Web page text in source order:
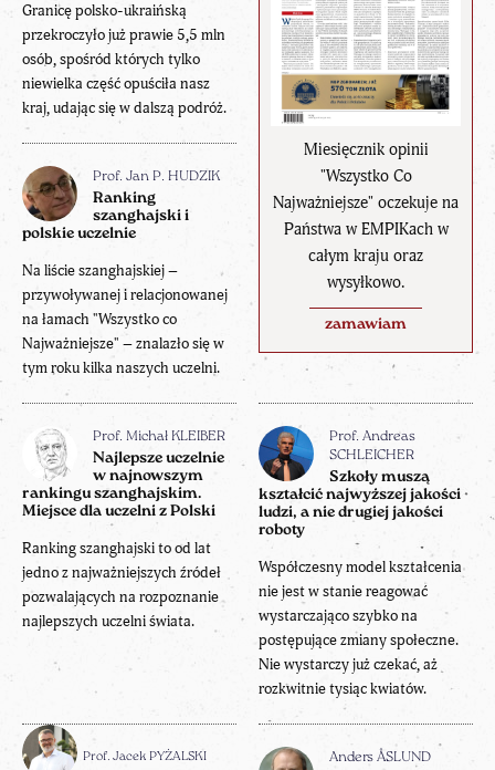
Miesięcznik opinii
"Wszystko Co
Najważniejsze" oczekuje na
Państwa w EMPIKach w
całym kraju oraz
wysyłkowo.
zamawiam
Granicę polsko-ukraińską
przekroczyło już prawie 5,5 mln
osób, spośród których tylko
niewielka część opuściła nasz
kraj, udając się w dalszą podróż.
Prof. Jan P. HUDZIK
Ranking
szanghajski i
polskie uczelnie
Na liście szanghajskiej –
przywoływanej i relacjonowanej
na łamach "Wszystko co
Najważniejsze" – znalazło się w
tym roku kilka naszych uczelni.
Prof. Michał KLEIBER
Najlepsze uczelnie
w najnowszym
rankingu szanghajskim.
Miejsce dla uczelni z Polski
Ranking szanghajski to od lat
jedno z najważniejszych źródeł
pozwalających na rozpoznanie
najlepszych uczelni świata.
Prof. Andreas
SCHLEICHER
Szkoły muszą
kształcić najwyższej jakości
ludzi, a nie drugiej jakości
roboty
Współczesny model kształcenia
nie jest w stanie reagować
wystarczająco szybko na
postępujące zmiany społeczne.
Nie wystarczy już czekać, aż
rozkwitnie tysiąc kwiatów.
Prof. Jacek PYŻALSKI
Anders ÅSLUND